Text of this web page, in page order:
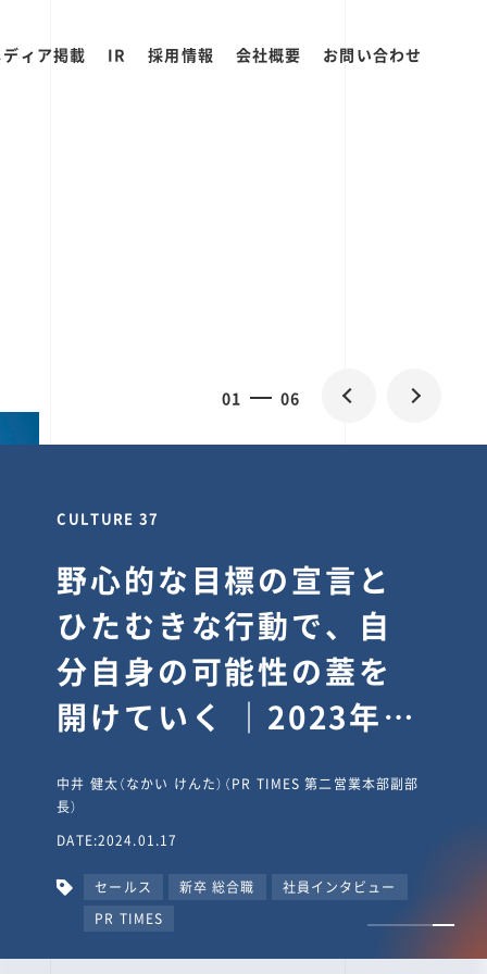
ィア掲載 IR 採用情報 会社概要 お問い合わせ
0 06
CULTURE 30
逆境では自分のスタン
スを変え“予想を裏切
り、期待を超える”【真
輔塾・前編】
山田真輔（やまだ しんすけ）（執行役員 兼 Jooto事業部
長）
DATE:2023.09.08
カルチャー CxO キャリア入社 Jooto